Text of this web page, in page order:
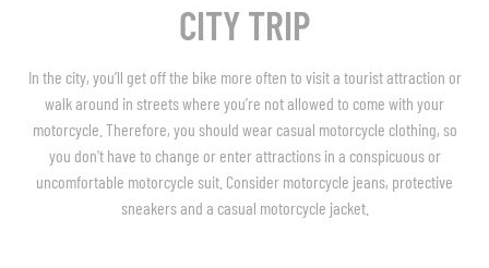
CITY TRIP
In the city, you’ll get off the bike more often to visit a tourist attraction or
walk around in streets where you’re not allowed to come with your
motorcycle. Therefore, you should wear casual motorcycle clothing, so
you don't have to change or enter attractions in a conspicuous or
uncomfortable motorcycle suit. Consider motorcycle jeans, protective
sneakers and a casual motorcycle jacket.